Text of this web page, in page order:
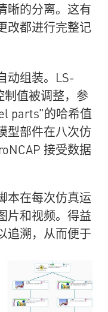
晰的分离。这有
改都进行完整记
动组装。LS-
制值被调整，参
parts”的哈希值
型部件在八次仿
接受数据
本在每次仿真运
片和视频。得益
追溯，从而便于